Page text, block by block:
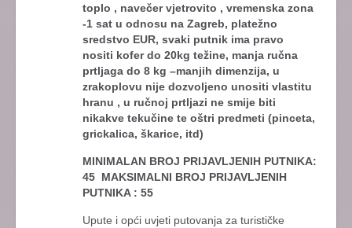
toplo , navečer vjetrovito , vremenska zona
-1 sat u odnosu na Zagreb, platežno
sredstvo EUR, svaki putnik ima pravo
nositi kofer do 20kg težine, manja ručna
prtljaga do 8 kg –manjih dimenzija, u
zrakoplovu nije dozvoljeno unositi vlastitu
hranu , u ručnoj prtljazi ne smije biti
nikakve tekučine te oštri predmeti (pinceta,
grickalica, škarice, itd)
MINIMALAN BROJ PRIJAVLJENIH PUTNIKA:
45 MAKSIMALNI BROJ PRIJAVLJENIH
PUTNIKA : 55
Upute i opći uvjeti putovanja za turističke